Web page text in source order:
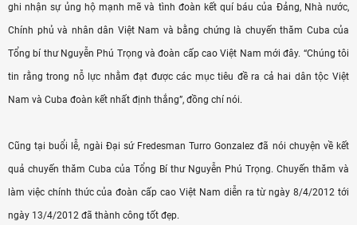
ghi nhận sự ủng hộ mạnh mẽ và tình đoàn kết quí báu của Đảng, Nhà nước,
Chính phủ và nhân dân Việt Nam và bằng chứng là chuyến thăm Cuba của
Tổng bí thư Nguyễn Phú Trọng và đoàn cấp cao Việt Nam mới đây. “Chúng tôi
tin rằng trong nỗ lực nhằm đạt được các mục tiêu đề ra cả hai dân tộc Việt
Nam và Cuba đoàn kết nhất định thắng”, đồng chí nói.
Cũng tại buổi lễ, ngài Đại sứ Fredesman Turro Gonzalez đã nói chuyện về kết
quả chuyến thăm Cuba của Tổng Bí thư Nguyễn Phú Trọng. Chuyến thăm và
làm việc chính thức của đoàn cấp cao Việt Nam diễn ra từ ngày 8/4/2012 tới
ngày 13/4/2012 đã thành công tốt đẹp.